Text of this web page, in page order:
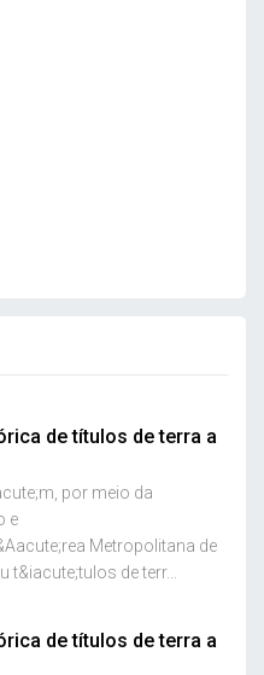
de títulos de terra a
por meio da
e
Metropolitana de
t&iacute;tulos de terr...
de títulos de terra a